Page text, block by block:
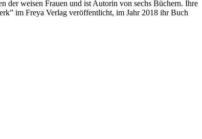
der weisen Frauen und ist Autorin von sechs Büchern. Ihre
im Freya Verlag veröffentlicht, im Jahr 2018 ihr Buch